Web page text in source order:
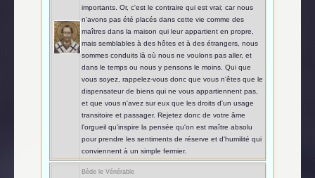
importants. Or, c'est le contraire qui est vrai; car nous
n'avons pas été placés dans cette vie comme des
maîtres dans la maison qui leur appartient en propre,
mais semblables à des hôtes et à des étrangers, nous
sommes conduits là où nous ne voulons pas aller, et
dans le temps ou nous y pensons le moins. Qui que
vous soyez, rappelez-vous donc que vous n'êtes que le
dispensateur de biens qui ne vous appartiennent pas,
et que vous n'avez sur eux que les droits d'un usage
transitoire et passager. Rejetez donc de votre âme
l'orgueil qu'inspire la pensée qu'on est maître absolu
pour prendre les sentiments de réserve et d'humilité qui
conviennent à un simple fermier.
Bède le Vénérable